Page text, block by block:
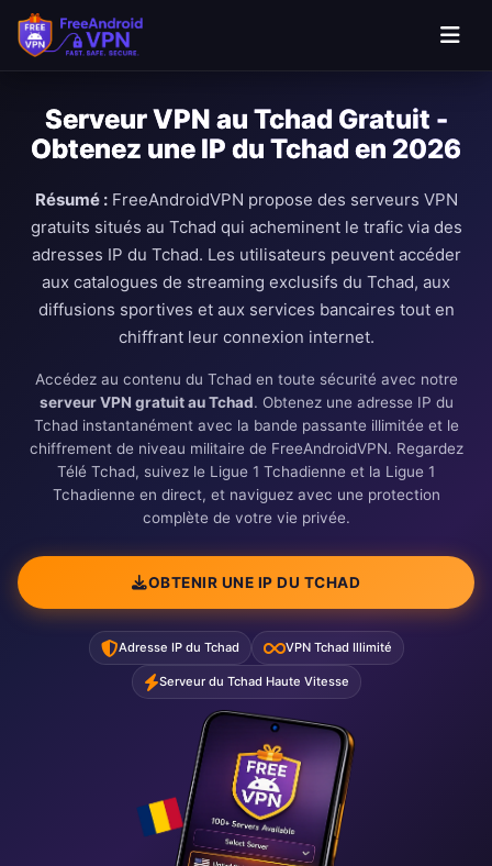
Passer au contenu principal
Serveur VPN au Tchad Gratuit -
Obtenez une IP du Tchad en 2026
Résumé :FreeAndroidVPN propose des serveurs VPN
gratuits situés au Tchad qui acheminent le trafic via des
adresses IP du Tchad. Les utilisateurs peuvent accéder
aux catalogues de streaming exclusifs du Tchad, aux
diffusions sportives et aux services bancaires tout en
chiffrant leur connexion internet.
Accédez au contenu du Tchad en toute sécurité avec notre
serveur VPN gratuit au Tchad. Obtenez une adresse IP du
Tchad instantanément avec la bande passante illimitée et le
chiffrement de niveau militaire de FreeAndroidVPN. Regardez
Télé Tchad, suivez le Ligue 1 Tchadienne et la Ligue 1
Tchadienne en direct, et naviguez avec une protection
complète de votre vie privée.
OBTENIR UNE IP DU TCHAD
Adresse IP du Tchad VPN Tchad Illimité
Serveur du Tchad Haute Vitesse